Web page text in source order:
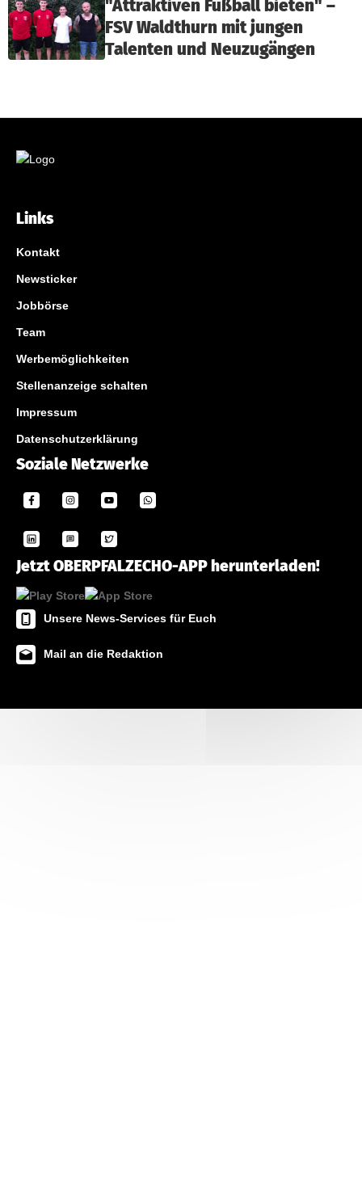
"Attraktiven Fußball bieten" –
FSV Waldthurn mit jungen
Talenten und Neuzugängen
Links
Kontakt
Newsticker
Jobbörse
Team
Werbemöglichkeiten
Stellenanzeige schalten
Impressum
Datenschutzerklärung
Soziale Netzwerke
Jetzt OBERPFALZECHO-APP herunterladen!
Unsere News-Services für Euch
Mail an die Redaktion